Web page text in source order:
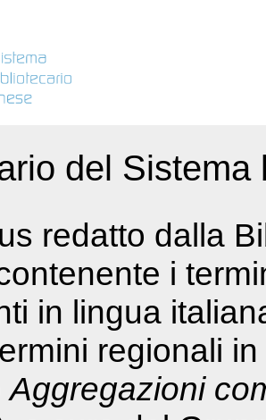
del
redatto dalla
i
in lingua
regionali
Aggregazioni